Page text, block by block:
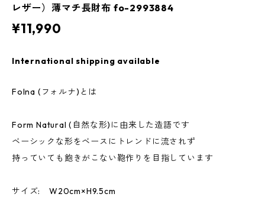
レザー）薄マチ長財布 fo-2993884
¥11,990
International shipping available
Folna (フォルナ)とは
Form Natural (自然な形)に由来した造語です
ベーシックな形をベースにトレンドに流されず
持っていても飽きがこない鞄作りを目指しています
サイズ: W20cm×H9.5cm